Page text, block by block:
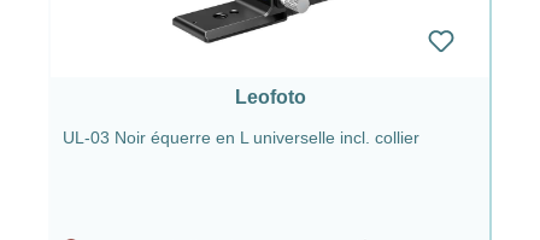
Leofoto
UL-03 Noir équerre en L universelle incl. collier